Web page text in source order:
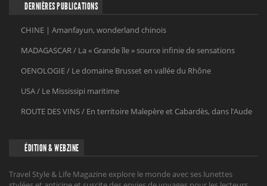
DERNIÈRES PUBLICATIONS
CHINE | Amanfayun, wonderland chinois
MADAGASCAR / La « Grande île » source infinie de sensations
OENOLOGIE / Le domaine Brusset en vallée du Rhône
USA / Le Mississipi maritime
ROUTE DES VINS / En territoire Malepère et Cabardès, dans l’Aude
ÉDITION & WEBZINE
Travel Style & Life Magazine explore le monde avec ses lunettes